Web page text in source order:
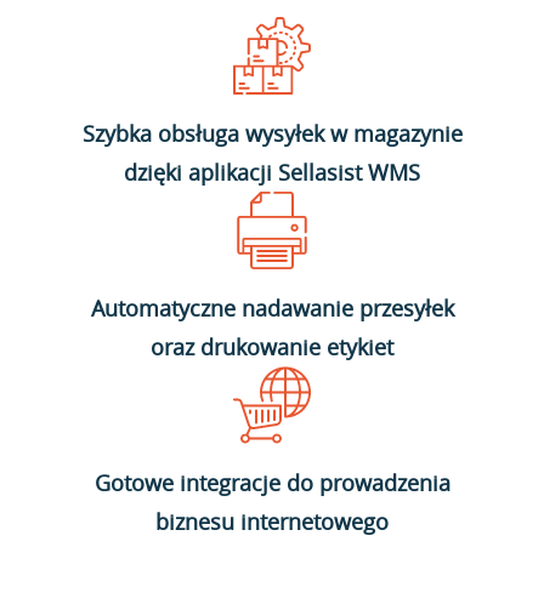
Szybka obsługa wysyłek w magazynie
dzięki aplikacji Sellasist WMS
Automatyczne nadawanie przesyłek
oraz drukowanie etykiet
Gotowe integracje do prowadzenia
biznesu internetowego